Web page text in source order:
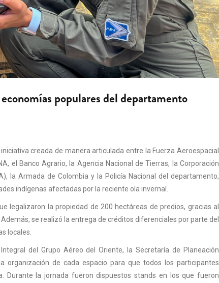
populares del departamento
creada de manera articulada entre la Fuerza Aeroespacial
el Banco Agrario, la Agencia Nacional de Tierras, la Corporación
la Armada de Colombia y la Policía Nacional del departamento,
indígenas afectadas por la reciente ola invernal.
legalizaron la propiedad de 200 hectáreas de predios, gracias al
se realizó la entrega de créditos diferenciales por parte del
locales.
del Grupo Aéreo del Oriente, la Secretaría de Planeación
organización de cada espacio para que todos los participantes
Durante la jornada fueron dispuestos stands en los que fueron